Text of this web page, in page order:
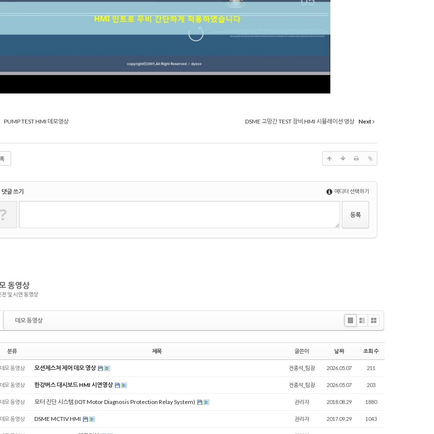
PUMP TEST HMI 데모영상 DSME 고망간 TEST 장비 HMI 시뮬레이션 영상 Next
댓글 쓰기 에디터 선택하기
?
동영상
전 및 시연 동영상
데모 동영상
Li
Zi
e
G
le
ry
분류 제목 글쓴이 날짜 조회 수
데모 동영상 모션제스쳐 제어 데모 영상 전종석_팀장 2026.05.07 211
데모 동영상 한강버스 대시보드 HMI 시연영상 전종석_팀장 2026.05.07 203
데모 동영상 모터 진단 시스템 (IOT Motor Diagnosis Protection Relay System) 관리자 2018.08.29 1880
데모 동영상 DSME MCTIV HMI 관리자 2017.09.29 1043